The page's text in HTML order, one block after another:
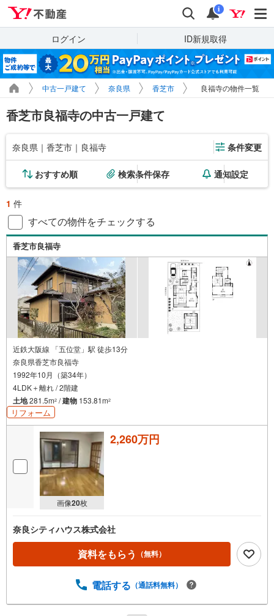
検索 通知
i
ログイン ID新規取得
中古一戸建て 奈良県 香芝市 良福寺の物件一覧
香芝市良福寺の中古一戸建て
奈良県｜香芝市｜良福寺 条件変更
おすすめ順 検索条件保存 通知設定
1 件
すべての物件をチェックする
香芝市良福寺
近鉄大阪線 「五位堂」駅 徒歩13分
奈良県香芝市良福寺
1992年10月（築34年）
4LDK＋離れ / 2階建
土地281.5m2 /建物 153.81m2
リフォーム
画像20枚
2,260万円
奈良シティハウス株式会社
資料をもらう （無料）
電話する （通話料無料）